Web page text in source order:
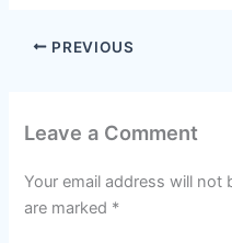
PREVIOUS
Leave a Comment
Your email address will not
are marked *